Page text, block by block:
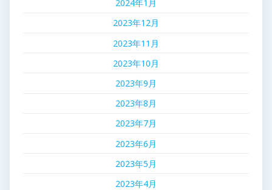
2024年1月
2023年12月
2023年11月
2023年10月
2023年9月
2023年8月
2023年7月
2023年6月
2023年5月
2023年4月